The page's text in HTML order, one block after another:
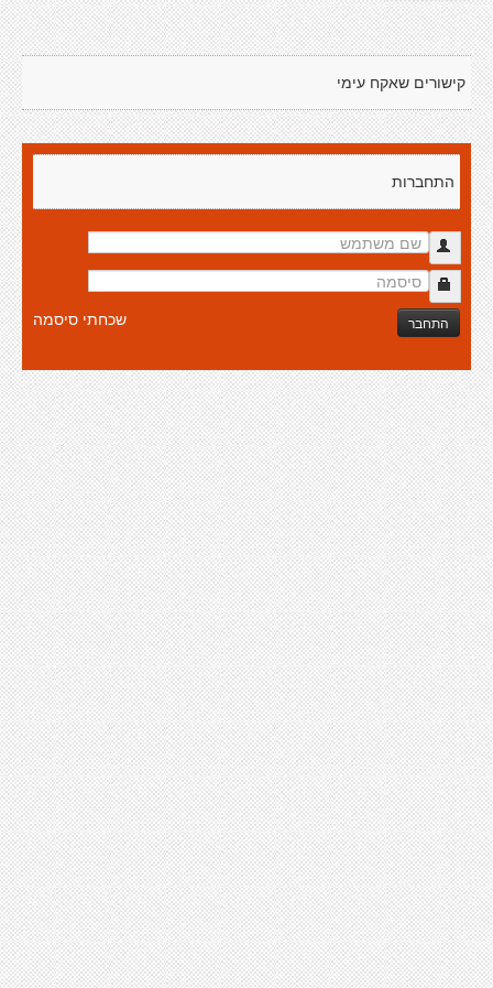
קישורים שאקח עימי
התחברות
התחבר שכחתי סיסמה